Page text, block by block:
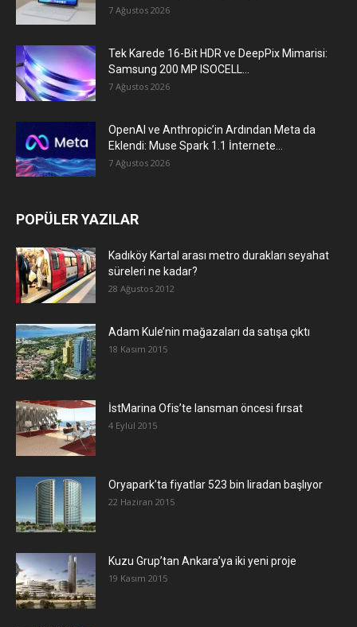
7 Ağustos 2026
Tek Karede 16-Bit HDR ve DeepPix Mimarisi:
Samsung 200 MP ISOCELL...
7 Ağustos 2026
OpenAI ve Anthropic’in Ardından Meta da
Eklendi: Muse Spark 1.1 İnternete...
7 Ağustos 2026
POPÜLER YAZILAR
Kadıköy Kartal arası metro durakları seyahat
süreleri ne kadar?
28 Ağustos 2012
Adam Kule’nin mağazaları da satışa çıktı
18 Kasım 2015
İstMarina Ofis’te lansman öncesi fırsat
4 Eylül 2015
Oryapark’ta fiyatlar 523 bin liradan başlıyor
22 Haziran 2015
​Kuzu Grup’tan Ankara’ya iki yeni proje
19 Kasım 2015